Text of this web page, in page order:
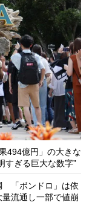
494億円」の大きな
すぎる巨大な数字”
「ボンドロ」は依
流通し一部で値崩